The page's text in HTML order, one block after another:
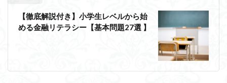
【徹底解説付き】小学生レベルから始
める金融リテラシー【基本問題27選 】